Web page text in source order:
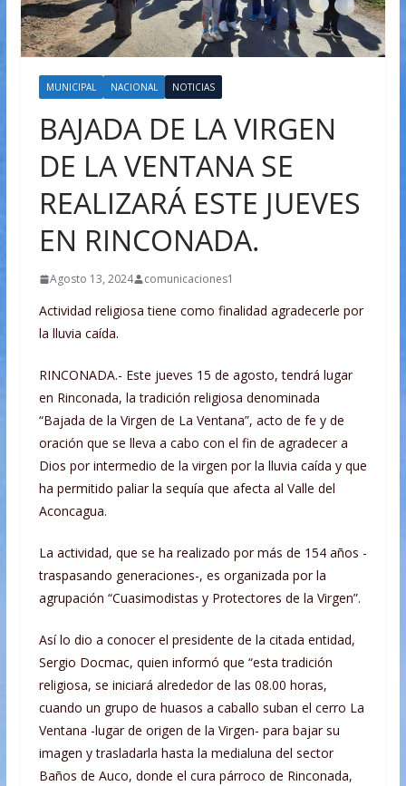
MUNICIPAL NACIONAL NOTICIAS
BAJADA DE LA VIRGEN
DE LA VENTANA SE
REALIZARÁ ESTE JUEVES
EN RINCONADA.
Agosto 13, 2024 comunicaciones1
Actividad religiosa tiene como finalidad agradecerle por
la lluvia caída.
RINCONADA.- Este jueves 15 de agosto, tendrá lugar
en Rinconada, la tradición religiosa denominada
“Bajada de la Virgen de La Ventana”, acto de fe y de
oración que se lleva a cabo con el fin de agradecer a
Dios por intermedio de la virgen por la lluvia caída y que
ha permitido paliar la sequía que afecta al Valle del
Aconcagua.
La actividad, que se ha realizado por más de 154 años -
traspasando generaciones-, es organizada por la
agrupación “Cuasimodistas y Protectores de la Virgen”.
Así lo dio a conocer el presidente de la citada entidad,
Sergio Docmac, quien informó que “esta tradición
religiosa, se iniciará alrededor de las 08.00 horas,
cuando un grupo de huasos a caballo suban el cerro La
Ventana -lugar de origen de la Virgen- para bajar su
imagen y trasladarla hasta la medialuna del sector
Baños de Auco, donde el cura párroco de Rinconada,